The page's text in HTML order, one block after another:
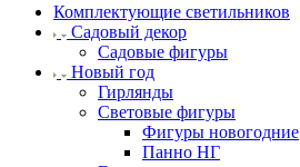
Комплектующие светильников
Садовый декор
Садовые фигуры
Новый год
Гирлянды
Световые фигуры
Фигуры новогодние
Панно НГ